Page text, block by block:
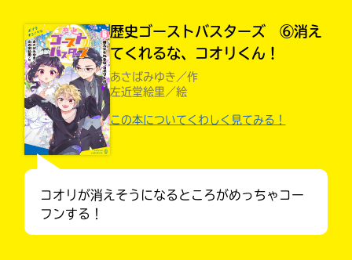
本を飛び出して
歴史ゴーストバスターズ ⑥消え
てくれるな、コオリくん！
あさばみゆき／作
左近堂絵里／絵
この本についてくわしく見てみる！
コオリが消えそうになるところがめっちゃコー
フンする！